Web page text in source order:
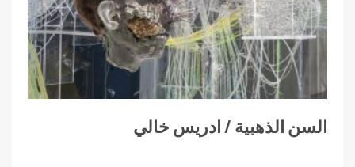
السن الذهبية / ادريس خالي